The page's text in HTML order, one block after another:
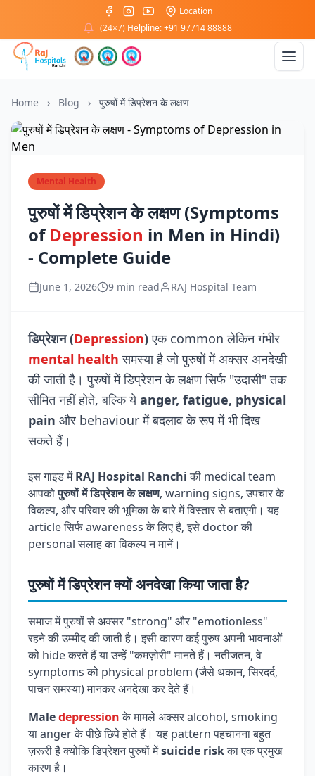
Location
(24×7) Helpline: +91 97714 88888
Home › Blog › पुरुषों में डिप्रेशन के लक्षण
Mental Health
पुरुषों में डिप्रेशन के लक्षण (Symptoms
ofDepression in Men in Hindi)
- Complete Guide
June 1, 2026 9 min read RAJ Hospital Team
डिप्रेशन (Depression)एक common लेकिन गंभीर
mental health समस्या है जो पुरुषों में अक्सर अनदेखी
की जाती है। पुरुषों में डिप्रेशन के लक्षण सिर्फ "उदासी" तक
सीमित नहीं होते, बल्कि येanger, fatigue, physical
pain और behaviour में बदलाव के रूप में भी दिख
सकते हैं।
इस गाइड मेंRAJ Hospital Ranchiकी medical team
आपकोपुरुषों में डिप्रेशन के लक्षण, warning signs, उपचार के
विकल्प, और परिवार की भूमिका के बारे में विस्तार से बताएगी। यह
article सिर्फ awareness के लिए है, इसे doctor की
personal सलाह का विकल्प न मानें।
पुरुषों में डिप्रेशन क्यों अनदेखा किया जाता है?
समाज में पुरुषों से अक्सर "strong" और "emotionless"
रहने की उम्मीद की जाती है। इसी कारण कई पुरुष अपनी भावनाओं
को hide करते हैं या उन्हें "कमज़ोरी" मानते हैं। नतीजतन, वे
symptoms को physical problem (जैसे थकान, सिरदर्द,
पाचन समस्या) मानकर अनदेखा कर देते हैं।
Maledepressionके मामले अक्सर alcohol, smoking
या anger के पीछे छिपे होते हैं। यह pattern पहचानना बहुत
ज़रूरी है क्योंकि डिप्रेशन पुरुषों मेंsuicide riskका एक प्रमुख
कारण है।